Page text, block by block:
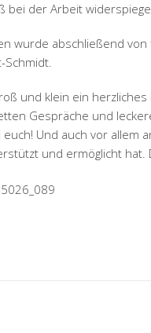
bei der Arbeit
wurde abschließend
Schmidt.
und klein ein
Gespräche und
Und auch vor allem
und ermöglicht hat.